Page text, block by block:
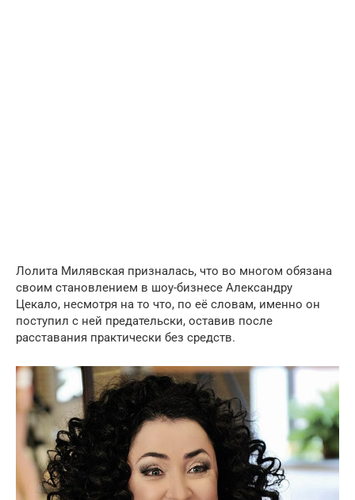
Лолита Милявская призналась, что во многом обязана
своим становлением в шоу-бизнесе Александру
Цекало, несмотря на то что, по её словам, именно он
поступил с ней предательски, оставив после
расставания практически без средств.